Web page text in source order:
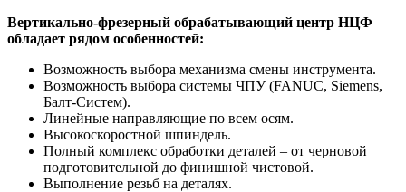
Вертикально-фрезерный обрабатывающий центр НЦФ
обладает рядом особенностей:
Возможность выбора механизма смены инструмента.
Возможность выбора системы ЧПУ (FANUC, Siemens,
Балт-Систем).
Линейные направляющие по всем осям.
Высокоскоростной шпиндель.
Полный комплекс обработки деталей – от черновой
подготовительной до финишной чистовой.
Выполнение резьб на деталях.